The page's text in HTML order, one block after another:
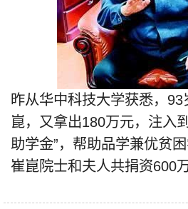
昨从华中科技大学获悉，
崑，又拿出180万元，注入
助学金”，帮助品学兼优贫
崔崑院士和夫人共捐资600万